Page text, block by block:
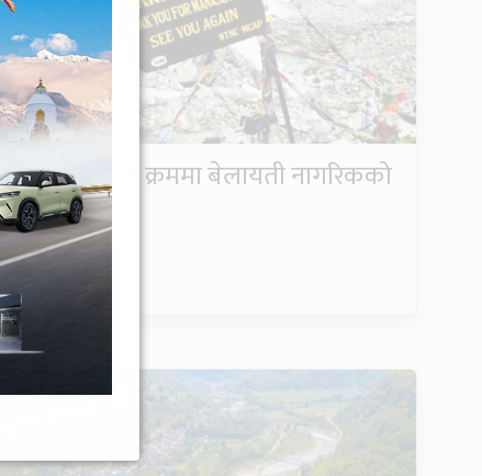
लार्के पास जाने क्रममा बेलायती नागरिकको
मृत्यु
गण्डक न्यूज